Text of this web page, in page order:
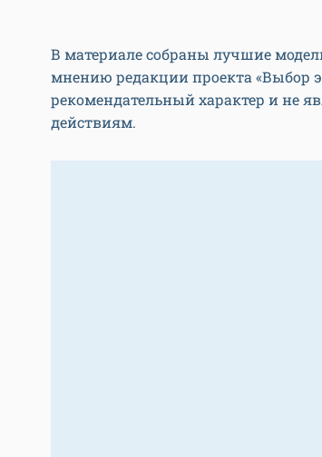
В материале собраны лучшие
мнению редакции проекта «Выбор
рекомендательный характер и не
действиям.